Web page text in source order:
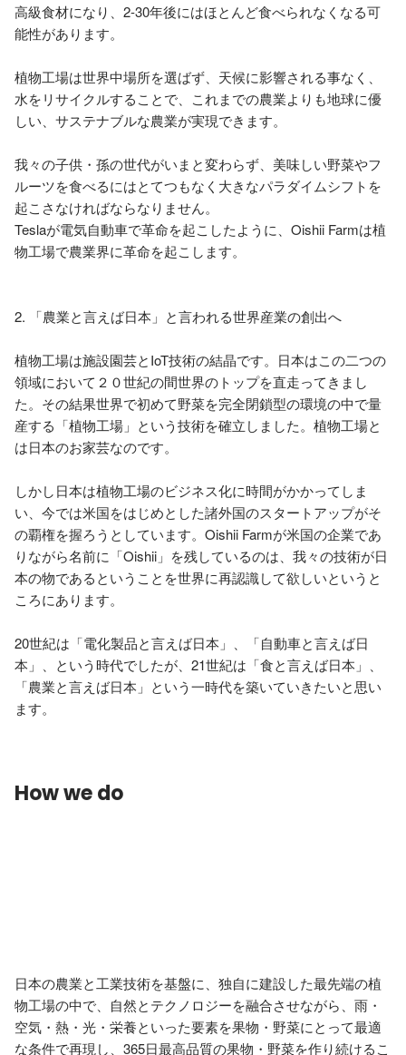
高級食材になり、2-30年後にはほとんど食べられなくなる可
能性があります。
植物工場は世界中場所を選ばず、天候に影響される事なく、
水をリサイクルすることで、これまでの農業よりも地球に優
しい、サステナブルな農業が実現できます。
我々の子供・孫の世代がいまと変わらず、美味しい野菜やフ
ルーツを食べるにはとてつもなく大きなパラダイムシフトを
起こさなければならなりません。
Teslaが電気自動車で革命を起こしたように、Oishii Farmは植
物工場で農業界に革命を起こします。
2. 「農業と言えば日本」と言われる世界産業の創出へ
植物工場は施設園芸とIoT技術の結晶です。日本はこの二つの
領域において２０世紀の間世界のトップを直走ってきまし
た。その結果世界で初めて野菜を完全閉鎖型の環境の中で量
産する「植物工場」という技術を確立しました。植物工場と
は日本のお家芸なのです。
しかし日本は植物工場のビジネス化に時間がかかってしま
い、今では米国をはじめとした諸外国のスタートアップがそ
の覇権を握ろうとしています。Oishii Farmが米国の企業であ
りながら名前に「Oishii」を残しているのは、我々の技術が日
本の物であるということを世界に再認識して欲しいというと
ころにあります。
20世紀は「電化製品と言えば日本」、「自動車と言えば日
本」、という時代でしたが、21世紀は「食と言えば日本」、
「農業と言えば日本」という一時代を築いていきたいと思い
ます。
How we do
日本の農業と工業技術を基盤に、独自に建設した最先端の植
物工場の中で、自然とテクノロジーを融合させながら、雨・
空気・熱・光・栄養といった要素を果物・野菜にとって最適
な条件で再現し、365日最高品質の果物・野菜を作り続けるこ